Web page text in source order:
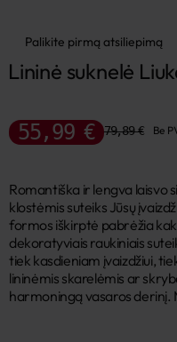
Palikite pirmą atsiliepimą
Lininė suknelė
55,99 € 79,89 € Be
Romantiška ir lengva laisvo
klostėmis suteiks Jūsų
formos iškirptė pabrėžia
dekoratyviais raukiniais
tiek kasdieniam įvaizdžiui,
lininėmis skarelėmis ar
harmoningą vasaros derinį.